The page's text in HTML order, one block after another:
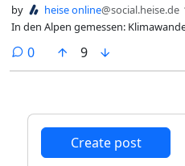
by heise online@social.heise.de
In den Alpen gemessen:
0comments
9
Create post